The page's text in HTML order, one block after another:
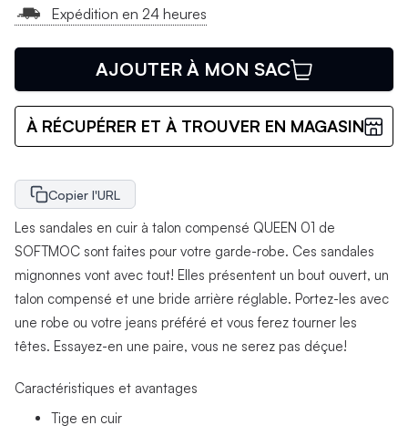
Expédition en 24 heures
AJOUTER À MON SAC
À RÉCUPÉRER ET À TROUVER EN MAGASIN
Copier l'URL
Les sandales en cuir à talon compensé QUEEN 01 de
SOFTMOC sont faites pour votre garde-robe. Ces sandales
mignonnes vont avec tout! Elles présentent un bout ouvert, un
talon compensé et une bride arrière réglable. Portez-les avec
une robe ou votre jeans préféré et vous ferez tourner les
têtes. Essayez-en une paire, vous ne serez pas déçue!
Caractéristiques et avantages
Tige en cuir